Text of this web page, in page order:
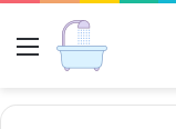
Menü